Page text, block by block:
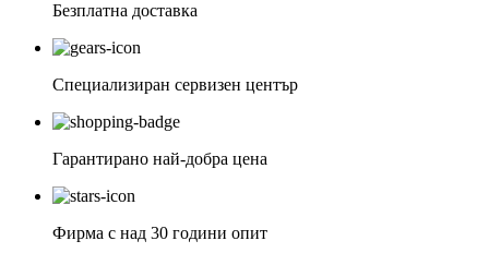
Безплатна доставка
Специализиран сервизен център
Гарантирано най-добра цена
Фирма с над 30 години опит